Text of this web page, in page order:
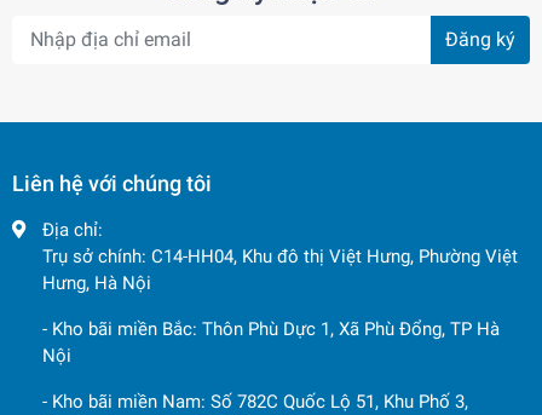
Đăng ký
Liên hệ với chúng tôi
Địa chỉ:
Trụ sở chính: C14-HH04, Khu đô thị Việt Hưng, Phường Việt
Hưng, Hà Nội
- Kho bãi miền Bắc: Thôn Phù Dực 1, Xã Phù Đổng, TP Hà
Nội
- Kho bãi miền Nam: Số 782C Quốc Lộ 51, Khu Phố 3,